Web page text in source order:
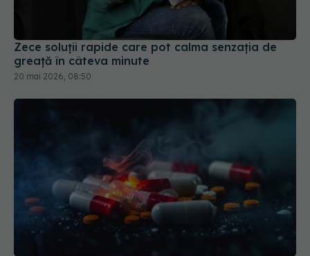
Zece soluții rapide care pot calma senzația de
greață în câteva minute
20 mai 2026, 08:50